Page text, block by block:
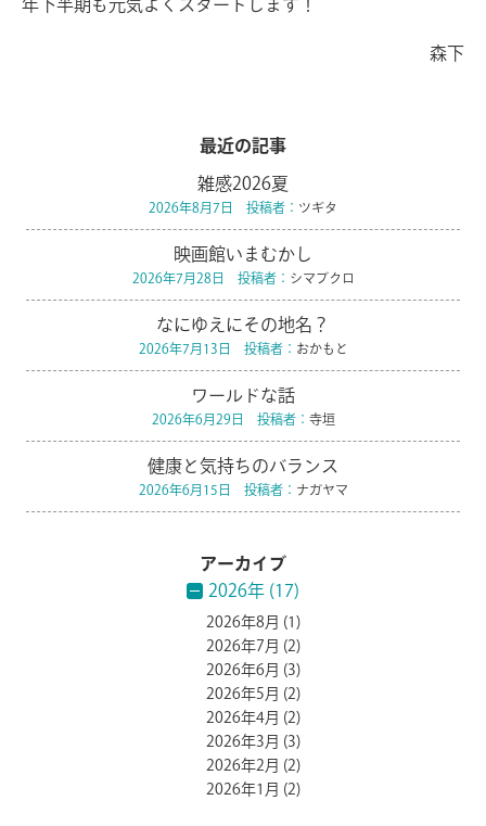
年下半期も元気よくスタートします！
森下
最近の記事
雑感2026夏
2026年8月7日 投稿者： ツギタ
映画館いまむかし
2026年7月28日 投稿者： シマブクロ
なにゆえにその地名？
2026年7月13日 投稿者： おかもと
ワールドな話
2026年6月29日 投稿者： 寺垣
健康と気持ちのバランス
2026年6月15日 投稿者： ナガヤマ
アーカイブ
2026年 (17)
2026年8月 (1)
2026年7月 (2)
2026年6月 (3)
2026年5月 (2)
2026年4月 (2)
2026年3月 (3)
2026年2月 (2)
2026年1月 (2)